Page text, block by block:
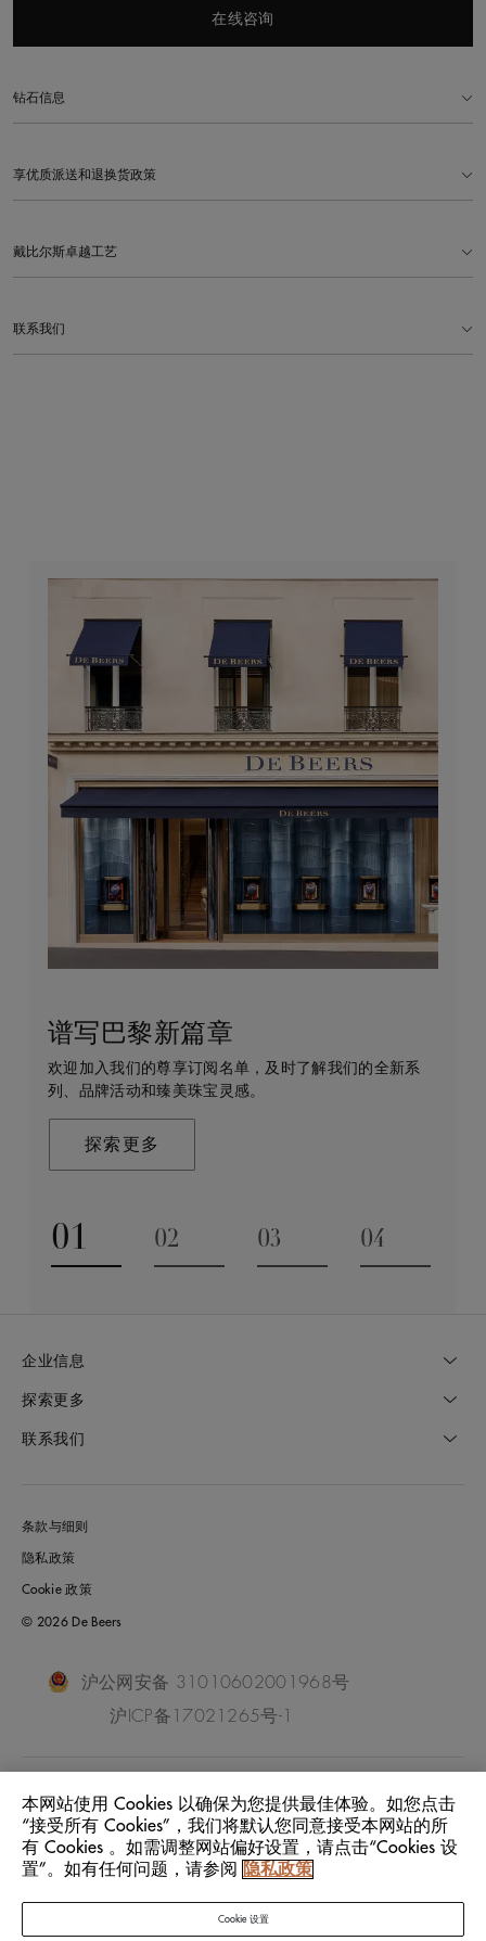
在线咨询
钻石信息
享优质派送和退换货政策
戴比尔斯卓越工艺
联系我们
谱写巴黎新篇章
欢迎加入我们的尊享订阅名单，及时了解我们的全新系
列、品牌活动和臻美珠宝灵感。
探索更多
守护永恒
戴比尔斯珠宝在全球珠宝领域独树一帜，因为我们是唯
一与钻石原产地建立直接联系的奢华珠宝品牌。
探索更多
客户服务
无论您是线上浏览还是到访我们的精品店，我们都期待
为您提供定制化的购物体验。您可通过预约获得专家的
了解更多
戴比尔斯的世界
De Beers 成立于伦敦，灵感来自非洲的自然，是奢华
钻石珠宝的巅峰。我们的创意和工艺将钻石转化为永恒
探索更多
01
Go to slide 1
02
03
04
企业信息
探索更多
联系我们
条款与细则
隐私政策
Cookie 政策
© 2026 De Beers
沪公网安备 31010602001968号
沪ICP备17021265号-1
位置: China Mainland
语言: 中文
本网站使用 Cookies 以确保为您提供最佳体验。如您点击
“接受所有 Cookies”，我们将默认您同意接受本网站的所
有 Cookies 。如需调整网站偏好设置，请点击“Cookies 设
置”。如有任何问题，请参阅
隐私政策
Cookie 设置